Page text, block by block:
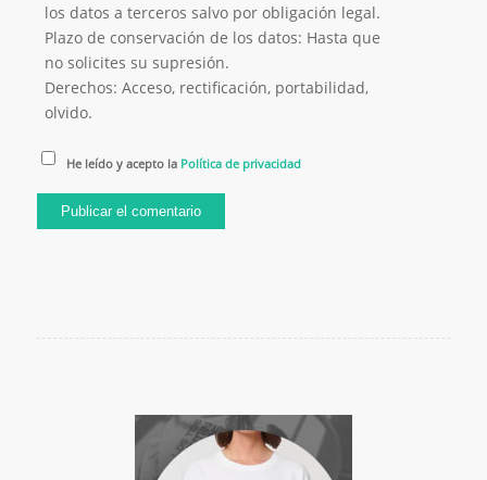
los datos a terceros salvo por obligación legal.
Plazo de conservación de los datos: Hasta que
no solicites su supresión.
Derechos: Acceso, rectificación, portabilidad,
olvido.
He leído y acepto la Política de privacidad